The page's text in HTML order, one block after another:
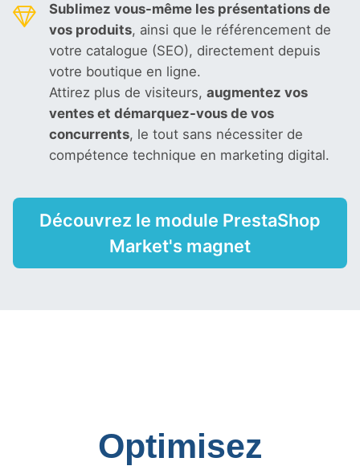
Sublimez vous-même les présentations de
vos produits, ainsi que le référencement de
votre catalogue (SEO), directement depuis
votre boutique en ligne.
Attirez plus de visiteurs, augmentez vos
ventes et démarquez-vous de vos
concurrents, le tout sans nécessiter de
compétence technique en marketing digital.
Découvrez le module PrestaShop
Market's magnet
Optimisez